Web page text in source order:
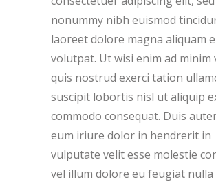
nonummy nibh euismod
laoreet dolore magna aliquam
volutpat. Ut wisi enim ad minim
quis nostrud exerci tation
suscipit lobortis nisl ut aliquip
commodo consequat. Duis
eum iriure dolor in hendrerit in
vulputate velit esse molestie
vel illum dolore eu feugiat nulla